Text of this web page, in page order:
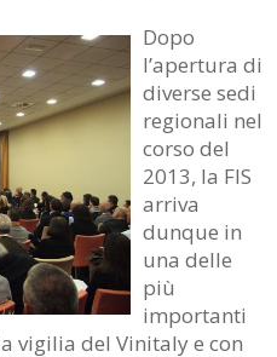
Dopo
l’apertura di
diverse sedi
regionali nel
corso del
2013, la FIS
arriva
dunque in
una delle
più
importanti
vigilia del Vinitaly e con